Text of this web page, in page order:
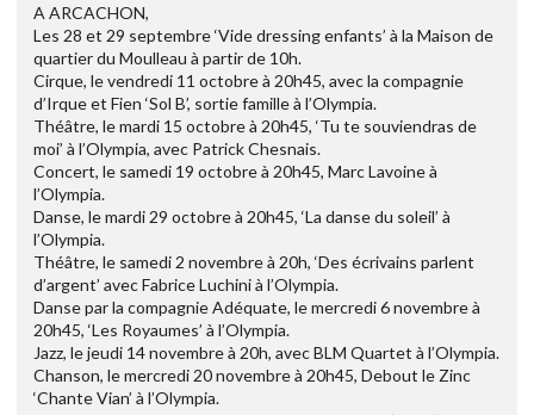
A ARCACHON,
Les 28 et 29 septembre ‘Vide dressing enfants’ à la Maison de
quartier du Moulleau à partir de 10h.
Cirque, le vendredi 11 octobre à 20h45, avec la compagnie
d’Irque et Fien ‘Sol B’, sortie famille à l’Olympia.
Théâtre, le mardi 15 octobre à 20h45, ‘Tu te souviendras de
moi’ à l’Olympia, avec Patrick Chesnais.
Concert, le samedi 19 octobre à 20h45, Marc Lavoine à
l’Olympia.
Danse, le mardi 29 octobre à 20h45, ‘La danse du soleil’ à
l’Olympia.
Théâtre, le samedi 2 novembre à 20h, ‘Des écrivains parlent
d’argent’ avec Fabrice Luchini à l’Olympia.
Danse par la compagnie Adéquate, le mercredi 6 novembre à
20h45, ‘Les Royaumes’ à l’Olympia.
Jazz, le jeudi 14 novembre à 20h, avec BLM Quartet à l’Olympia.
Chanson, le mercredi 20 novembre à 20h45, Debout le Zinc
‘Chante Vian’ à l’Olympia.